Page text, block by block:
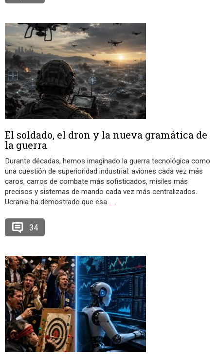
El soldado, el dron y la nueva gramática de
la guerra
Durante décadas, hemos imaginado la guerra tecnológica como
una cuestión de superioridad industrial: aviones cada vez más
caros, carros de combate más sofisticados, misiles más
precisos y sistemas de mando cada vez más centralizados.
Ucrania ha demostrado que esa …
34